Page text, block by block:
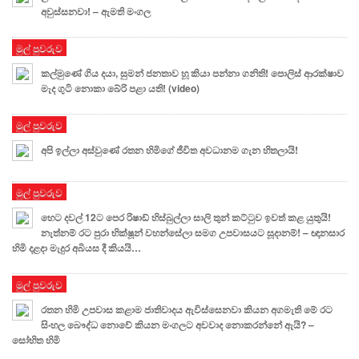
අවුස්සනවා! – ඇමති මංගල
මුල් පුවරුව
කල්මුණේ ගිය දයා, සුමන් ජනතාව හූ කියා පන්නා ගනිති! පොලිස් ආරක්ෂාව
මැද ගුටි නොකා බේරි පළා යති! (video)
මුල් පුවරුව
අපි ඉල්ලා අස්වුණේ රතන හිමිගේ ජීවිත අවධානම ගැන හිතලායි!
මුල් පුවරුව
හෙට දවල් 12ට පෙර රිෂාඩ් හිස්බුල්ලා සාලි තුන් කට්ටුව ඉවත් කළ යුතුයි!
නැත්නම් රට පුරා භික්ෂූන් වහන්සේලා සමග උපවාසයට සූදානම්! – ඥානසාර
හිමි දළදා මැදුර අබියස දී කියයි…
මුල් පුවරුව
රතන හිමි උපවාස කළාම ජාතිවාදය ඇවිස්සෙනවා කියන අගමැති මේ රට
සිංහල බෞද්ධ නොවේ කියන මංගලට අවවාද නොකරන්නේ ඇයි? –
සෝභිත හිමි